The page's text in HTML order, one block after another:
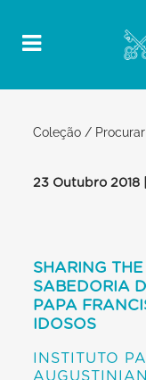
Coleção /
23 Outubro 2018
SHARING
SABEDORIA
PAPA
IDOSOS
INSTITUTO